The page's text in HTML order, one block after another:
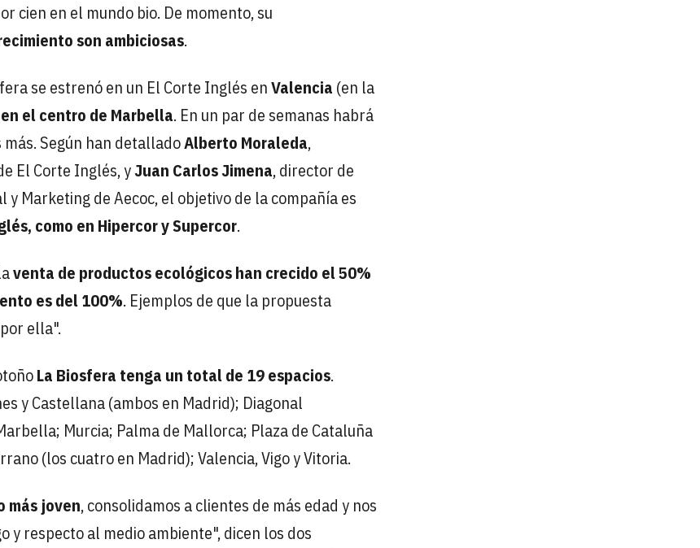
cien en el mundo bio. De momento, su
son ambiciosas.
se estrenó en un El Corte Inglés enValencia (en la
el centro de Marbella. En un par de semanas habrá
Según han detalladoAlberto Moraleda,
El Corte Inglés, yJuan Carlos Jimena, director de
Marketing de Aecoc, el objetivo de la compañía es
como en Hipercor y Supercor.
venta de productos ecológicos han crecido el 50%
es del 100%. Ejemplos de que la propuesta
ella".
La Biosfera tenga un total de 19 espacios.
y Castellana (ambos en Madrid); Diagonal
Murcia; Palma de Mallorca; Plaza de Cataluña
(los cuatro en Madrid); Valencia, Vigo y Vitoria.
más joven, consolidamos a clientes de más edad y nos
y respecto al medio ambiente", dicen los dos